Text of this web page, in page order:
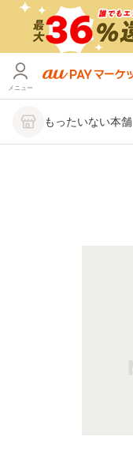
メニュー
もったいない本舗